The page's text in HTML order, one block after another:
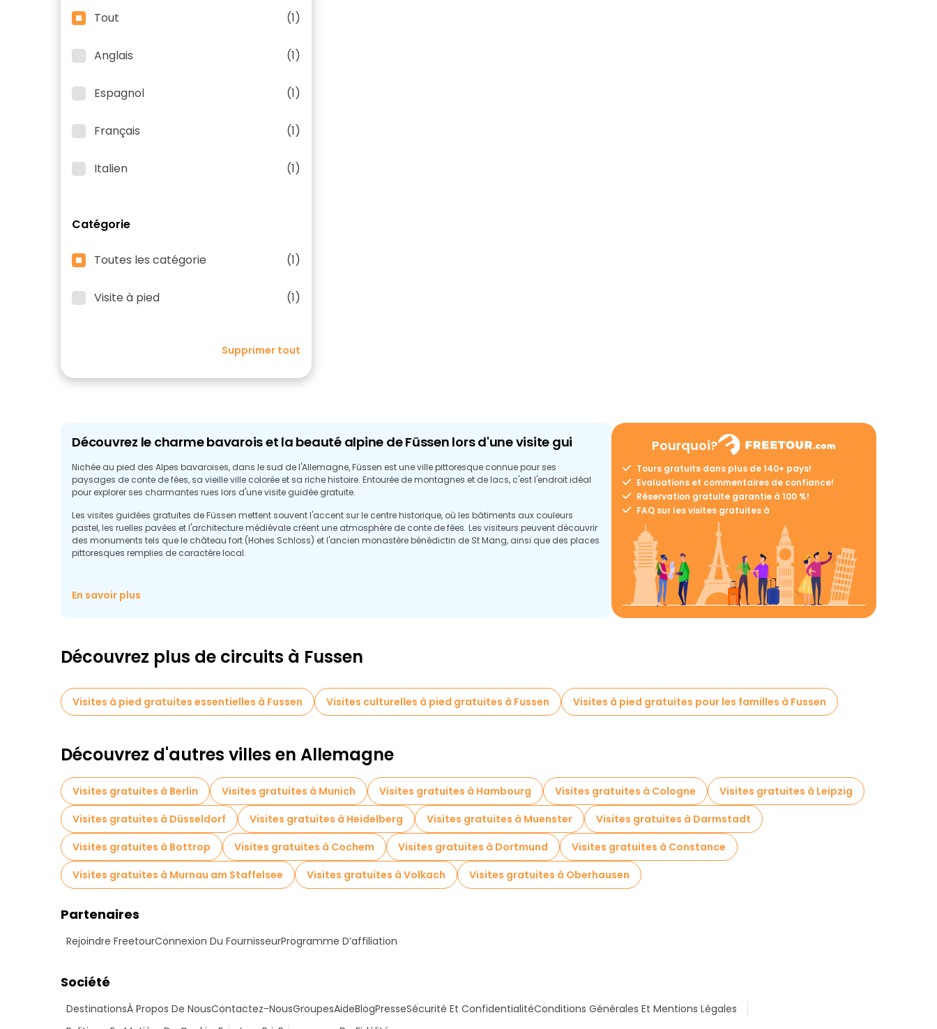
Tout (1)
Anglais (1)
Espagnol (1)
Français (1)
Italien (1)
Catégorie
Toutes les catégorie (1)
Visite à pied (1)
Supprimer tout
Découvrez le charme bavarois et la beauté alpine de Füssen lors d'une visite gui
Nichée au pied des Alpes bavaroises, dans le sud de l'Allemagne, Füssen est une ville pittoresque connue pour ses
paysages de conte de fées, sa vieille ville colorée et sa riche histoire. Entourée de montagnes et de lacs, c'est l'endroit idéal
pour explorer ses charmantes rues lors d'une visite guidée gratuite.
Les visites guidées gratuites de Füssen mettent souvent l'accent sur le centre historique, où les bâtiments aux couleurs
pastel, les ruelles pavées et l'architecture médiévale créent une atmosphère de conte de fées. Les visiteurs peuvent découvrir
des monuments tels que le château fort (Hohes Schloss) et l'ancien monastère bénédictin de St Mang, ainsi que des places
pittoresques remplies de caractère local.
En savoir plus
Pourquoi?
Tours gratuits dans plus de 140+ pays!
Evaluations et commentaires de confiance!
Réservation gratuite garantie à 100 %!
FAQ sur les visites gratuites à
Découvrez plus de circuits à Fussen
Visites à pied gratuites essentielles à Fussen Visites culturelles à pied gratuites à Fussen Visites à pied gratuites pour les familles à Fussen
Découvrez d'autres villes en Allemagne
Visites gratuites à Berlin Visites gratuites à Munich Visites gratuites à Hambourg Visites gratuites à Cologne
Visites gratuites à Leipzig
Visites gratuites à Düsseldorf
Visites gratuites à Heidelberg Visites gratuites à Muenster
Visites gratuites à Darmstadt
Visites gratuites à Bottrop
Visites gratuites à Cochem Visites gratuites à Dortmund
Visites gratuites à Constance
Visites gratuites à Murnau am Staffelsee
Visites gratuites à Volkach Visites gratuites à Oberhausen
Partenaires
Rejoindre FreetourConnexion Du FournisseurProgramme D’affiliation
Société
DestinationsÀ Propos De NousContactez-NousGroupesAideBlogPresseSécurité Et ConfidentialitéConditions Générales Et Mentions Légales